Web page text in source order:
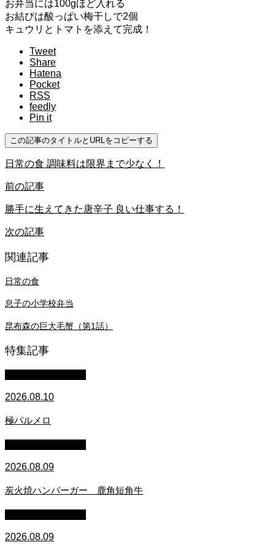
お弁当には100gほど入れる
お結びは酸っぱい梅干しで2個
キュウリとトマトを添えて完成！
Tweet
Share
Hatena
Pocket
RSS
feedly
Pin it
この記事のタイトルとURLをコピーする
日常の食 調味料は限界まで少なく！
前の記事
勝手に生えてきた唐辛子 良い仕事する！
次の記事
関連記事
日常の食
息子の小学校弁当
昆布森の巨大毛蟹（第1話）
特集記事
2026.08.10
極パルメロ
2026.08.09
炭火焼ハンバーガー 鹿角短角牛
2026.08.09